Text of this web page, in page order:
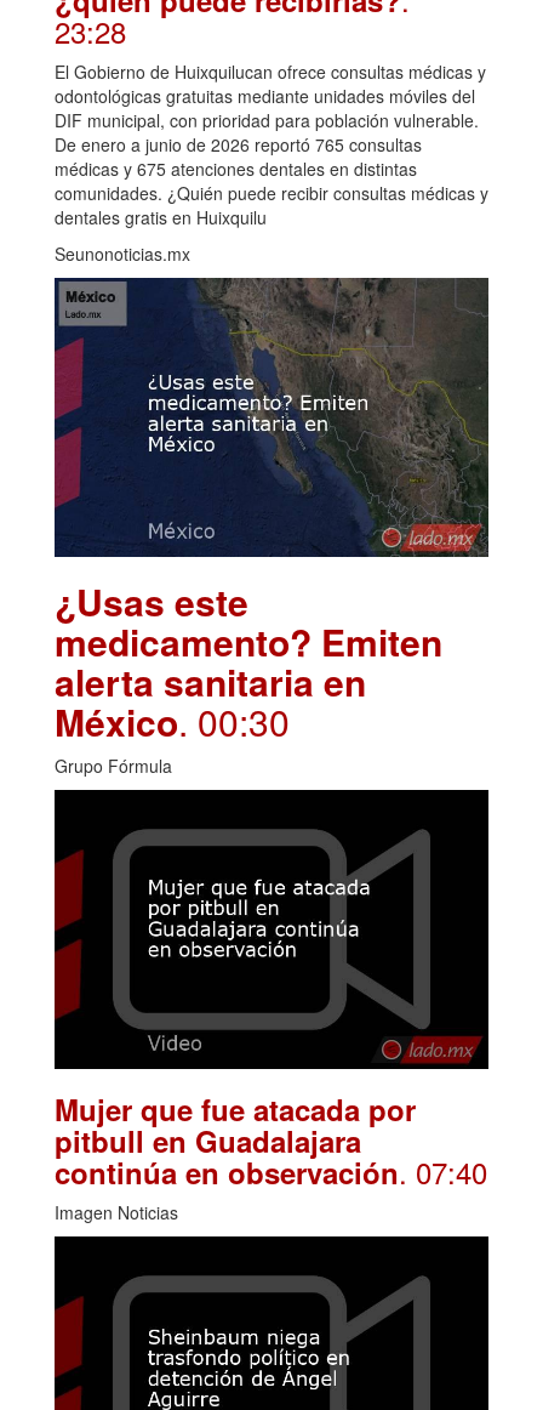
23:28
El Gobierno de Huixquilucan ofrece consultas médicas y
odontológicas gratuitas mediante unidades móviles del
DIF municipal, con prioridad para población vulnerable.
De enero a junio de 2026 reportó 765 consultas
médicas y 675 atenciones dentales en distintas
comunidades. ¿Quién puede recibir consultas médicas y
dentales gratis en Huixquilu
Seunonoticias.mx
¿Usas este
medicamento? Emiten
alerta sanitaria en
México. 00:30
Grupo Fórmula
Mujer que fue atacada por
pitbull en Guadalajara
continúa en observación. 07:40
Imagen Noticias